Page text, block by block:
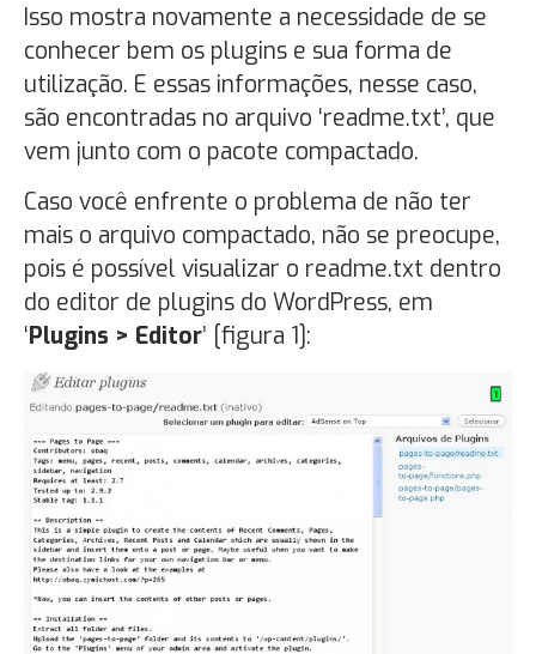
Isso mostra novamente a necessidade de se
conhecer bem os plugins e sua forma de
utilização. E essas informações, nesse caso,
são encontradas no arquivo ‘readme.txt’, que
vem junto com o pacote compactado.
Caso você enfrente o problema de não ter
mais o arquivo compactado, não se preocupe,
pois é possível visualizar o readme.txt dentro
do editor de plugins do WordPress, em
‘Plugins > Editor’ [figura 1]: